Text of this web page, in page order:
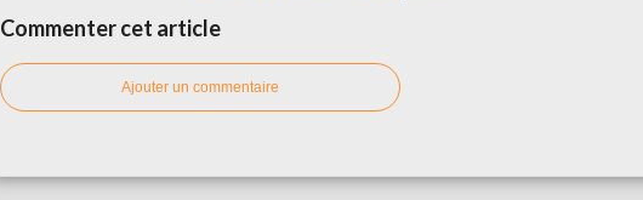
Commenter cet article
Ajouter un commentaire